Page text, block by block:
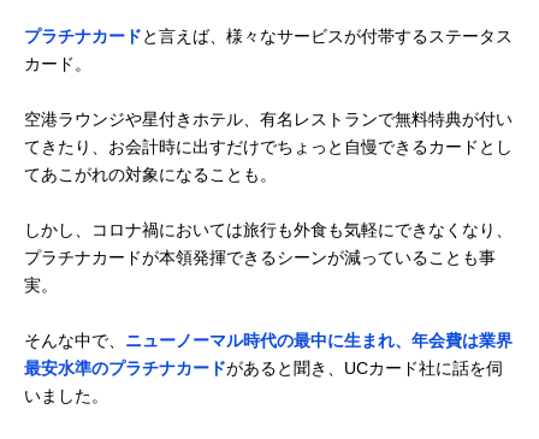
プラチナカードと言えば、様々なサービスが付帯するステータス
カード。
空港ラウンジや星付きホテル、有名レストランで無料特典が付い
てきたり、お会計時に出すだけでちょっと自慢できるカードとし
てあこがれの対象になることも。
しかし、コロナ禍においては旅行も外食も気軽にできなくなり、
プラチナカードが本領発揮できるシーンが減っていることも事
実。
そんな中で、 ニューノーマル時代の最中に生まれ、年会費は業界
最安水準のプラチナカードがあると聞き、UCカード社に話を伺
いました。